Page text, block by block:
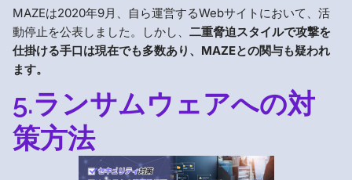
MAZEは2020年9月、自ら運営するWebサイトにおいて、活
動停止を公表しました。しかし、 二重脅迫スタイルで攻撃を
仕掛ける手口は現在でも多数あり、MAZEとの関与も疑われ
ます。
5.ランサムウェアへの対
策方法